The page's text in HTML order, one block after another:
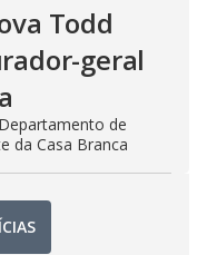
Todd
geral
de
da Casa Branca